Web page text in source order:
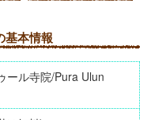
基本情報
ール寺院/Pura Ulun